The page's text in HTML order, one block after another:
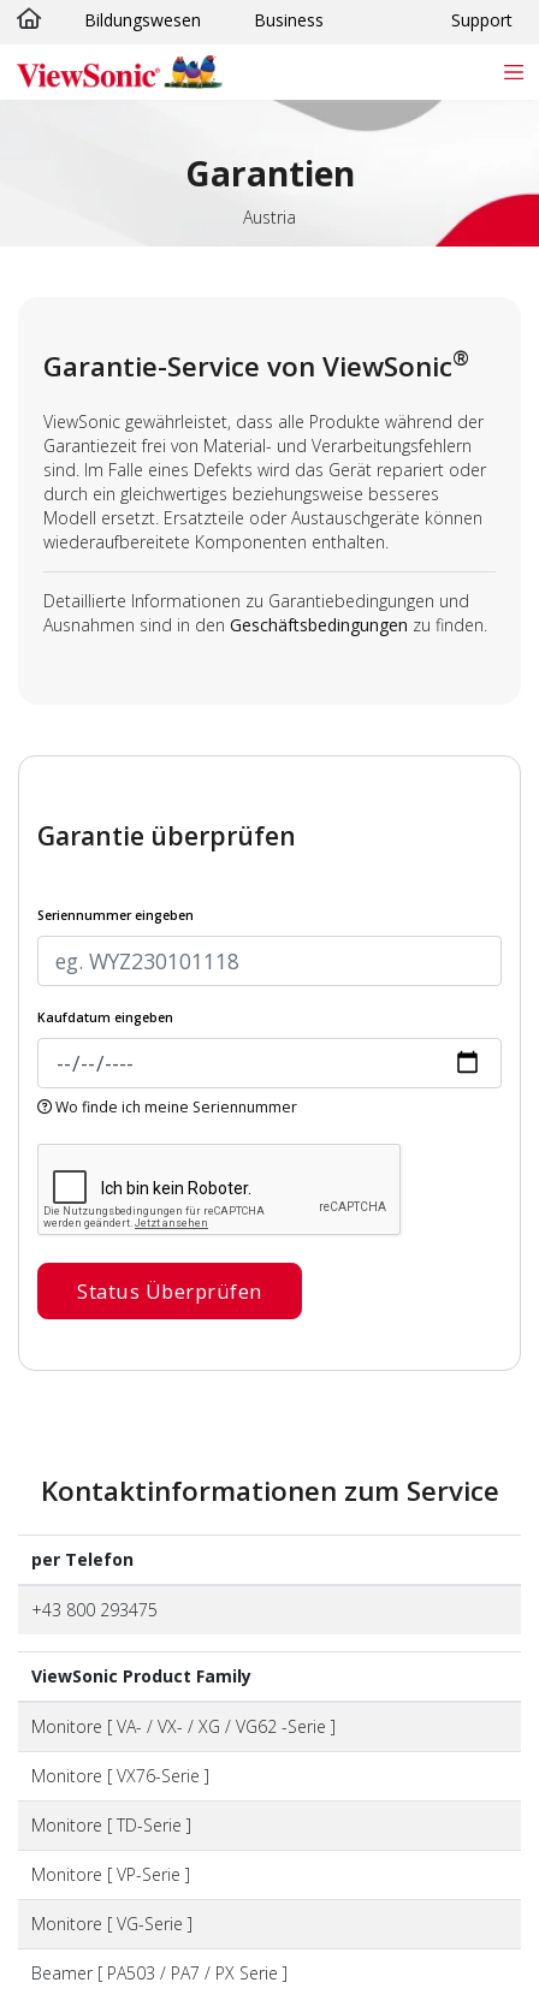
Skip to main content
Bildungswesen Business Support
Garantien
Austria
Garantie-Service von ViewSonic®
ViewSonic gewährleistet, dass alle Produkte während der
Garantiezeit frei von Material- und Verarbeitungsfehlern
sind. Im Falle eines Defekts wird das Gerät repariert oder
durch ein gleichwertiges beziehungsweise besseres
Modell ersetzt. Ersatzteile oder Austauschgeräte können
wiederaufbereitete Komponenten enthalten.
Detaillierte Informationen zu Garantiebedingungen und
Ausnahmen sind in den Geschäftsbedingungen zu finden.
Garantie überprüfen
Seriennummer eingeben
Kaufdatum eingeben
Wo finde ich meine Seriennummer
Status Überprüfen
Kontaktinformationen zum Service
per Telefon
+43 800 293475
ViewSonic Product Family
Monitore [ VA- / VX- / XG / VG62 -Serie ]
Monitore [ VX76-Serie ]
Monitore [ TD-Serie ]
Monitore [ VP-Serie ]
Monitore [ VG-Serie ]
Beamer [ PA503 / PA7 / PX Serie ]